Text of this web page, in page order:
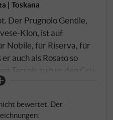
| Toskana
Der Prugnolo Gentile,
Klon, ist auf
Nobile, für Riserva, für
auch als Rosato so
Terroir zu tun: den Cru-
300 bis 350 Metern,
Kryomazeration für vier
bewertet. Der